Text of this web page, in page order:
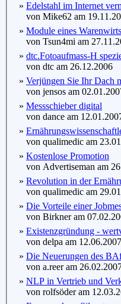
» Edelstahl im Internet
von Mike62 am
» Module eines
von Tsun4mi am
» dtc.Fotoaufmass-H
von dtc am 26.12.2006
» Verjüngen Sie Ihr Dach
von jensos am
» Messschieber digital
von dance am
»
von qualimedic am
» Kostenlose Promotion
von Advertiseman am
» Revolution in der
von qualimedic am
» Die Vorteile einer
von Birkner am
» Existenzgründung -
von delpa am 12.06.2007
» Die Neuerungen des
von a.reer am
» NLP in Vertrieb und
von rolfsöder am